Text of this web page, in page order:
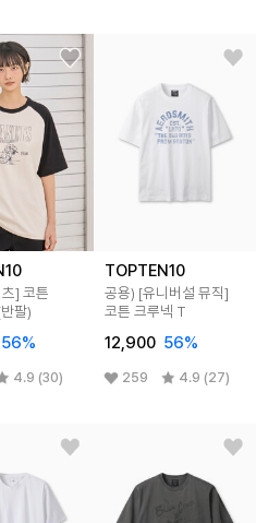
] 코튼
팔)
56%
4.9 (30)
TOPTEN10
공용) [유니버설 뮤직]
코튼 크루넥 T
12,900 56%
259 4.9 (27)